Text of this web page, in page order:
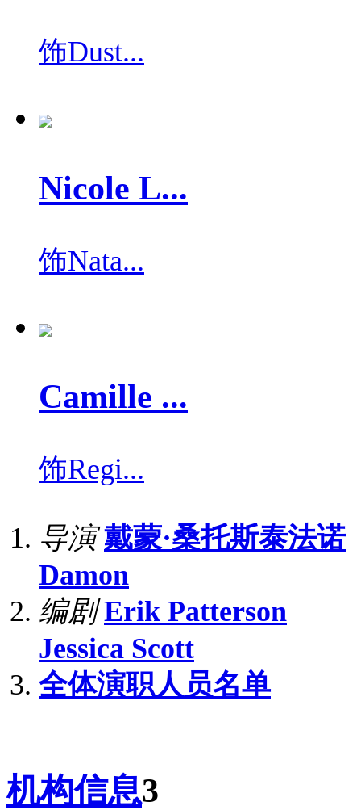
饰Dust...
Nicole L...
饰Nata...
Camille ...
饰Regi...
导演 戴蒙·桑托斯泰法诺
Damon
编剧 Erik Patterson
Jessica Scott
全体演职人员名单
机构信息3